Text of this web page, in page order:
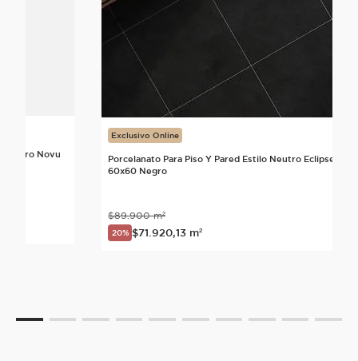
Neutro Novu
Exclusivo Online
Porcelanato Para Piso Y Pared Estilo Neutro Eclipse
60x60 Negro
$89.900 m²
20% $71 920,13 m²